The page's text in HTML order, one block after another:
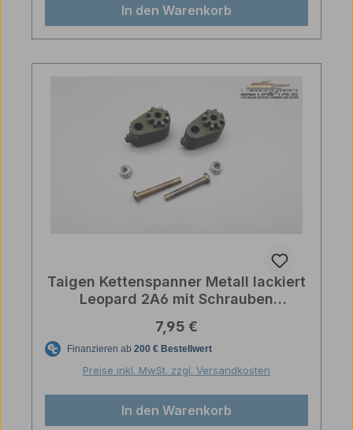
In den Warenkorb
Taigen Kettenspanner Metall lackiert
Leopard 2A6 mit Schrauben
Regulärer Preis:
7,95 €
Preise inkl. MwSt. zzgl. Versandkosten
In den Warenkorb